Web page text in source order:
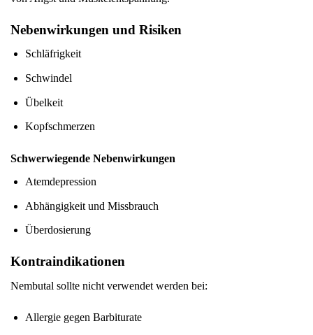
Nebenwirkungen und Risiken
Schläfrigkeit
Schwindel
Übelkeit
Kopfschmerzen
Schwerwiegende Nebenwirkungen
Atemdepression
Abhängigkeit und Missbrauch
Überdosierung
Kontraindikationen
Nembutal sollte nicht verwendet werden bei:
Allergie gegen Barbiturate